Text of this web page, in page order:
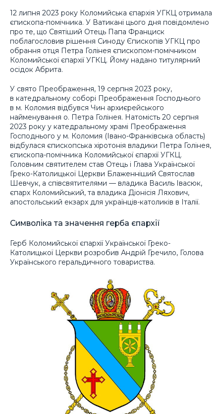
12 липня 2023 року Коломийська єпархія УГКЦ отримала
єпископа-помічника. У Ватикані цього дня повідомлено
про те, що Святіший Отець Папа Франциск
поблагословив рішення Синоду Єпископів УГКЦ про
обрання отця Петра Голінея єпископом-помічником
Коломийської єпархії УГКЦ. Йому надано титулярний
осідок Абрита.
У свято Преображення, 19 серпня 2023 року,
в катедральному соборі Преображення Господнього
в м. Коломия відбувся Чин архиєрейського
найменування о. Петра Голінея. Натомість 20 серпня
2023 року у катедральному храмі Преображення
Господнього у м. Коломия (Івано-Франківська область)
відбулася єпископська хіротонія владики Петра Голінея,
єпископа-помічника Коломийської єпархії УГКЦ.
Головним святителем став Отець і Глава Української
Греко-Католицької Церкви Блаженніший Святослав
Шевчук, а співсвятителями — владика Василь Івасюк,
єпарх Коломийський, та владика Діонісія Ляхович,
апостольський екзарх для українців-католиків в Італії.
Символіка та значення герба єпархії
Герб Коломийської єпархії Української Греко-
Католицької Церкви розробив Андрій Гречило, Голова
Українського геральдичного товариства.